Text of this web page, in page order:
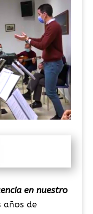
en nuestro
años de